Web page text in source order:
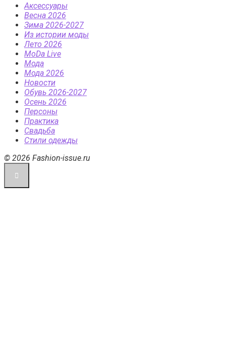
Аксессуары
Весна 2026
Зима 2026-2027
Из истории моды
Лето 2026
МоDа Live
Мода
Мода 2026
Новости
Обувь 2026-2027
Осень 2026
Персоны
Практика
Свадьба
Стили одежды
© 2026 Fashion-issue.ru